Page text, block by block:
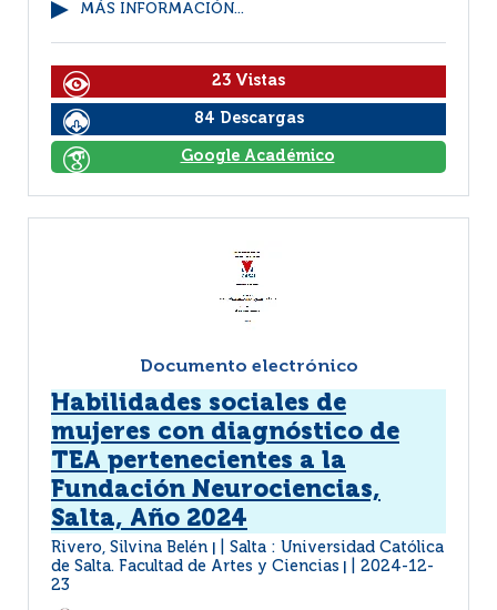
MÁS INFORMACIÓN...
23 Vistas
84 Descargas
Google Académico
Documento electrónico
Habilidades sociales de
mujeres con diagnóstico de
TEA pertenecientes a la
Fundación Neurociencias,
Salta, Año 2024
Rivero, Silvina Belén
Salta : Universidad Católica
de Salta. Facultad de Artes y Ciencias
2024-12-
23